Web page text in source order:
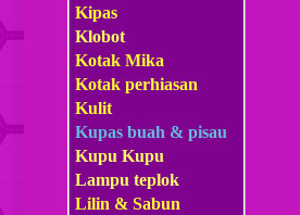
Kipas
Klobot
Kotak Mika
Kotak perhiasan
Kulit
Kupas buah & pisau
Kupu Kupu
Lampu teplok
Lilin & Sabun